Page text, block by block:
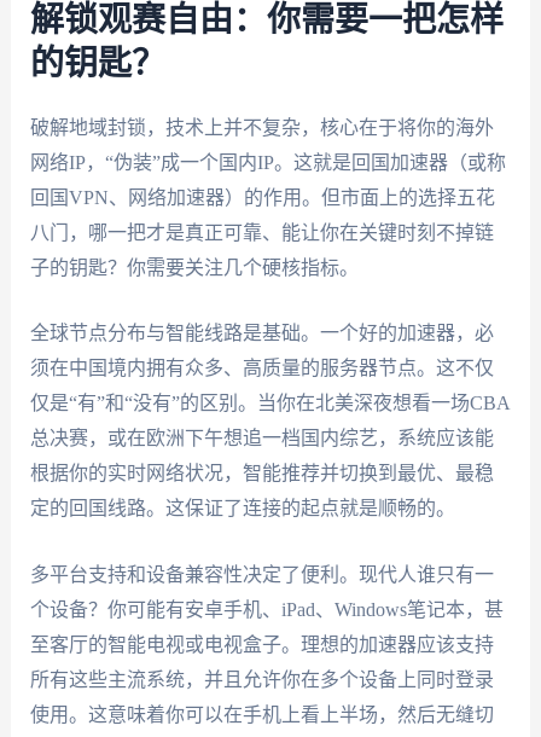
解锁观赛自由：你需要一把怎样
的钥匙？
破解地域封锁，技术上并不复杂，核心在于将你的海外
网络IP，“伪装”成一个国内IP。这就是回国加速器（或称
回国VPN、网络加速器）的作用。但市面上的选择五花
八门，哪一把才是真正可靠、能让你在关键时刻不掉链
子的钥匙？你需要关注几个硬核指标。
全球节点分布与智能线路是基础。一个好的加速器，必
须在中国境内拥有众多、高质量的服务器节点。这不仅
仅是“有”和“没有”的区别。当你在北美深夜想看一场CBA
总决赛，或在欧洲下午想追一档国内综艺，系统应该能
根据你的实时网络状况，智能推荐并切换到最优、最稳
定的回国线路。这保证了连接的起点就是顺畅的。
多平台支持和设备兼容性决定了便利。现代人谁只有一
个设备？你可能有安卓手机、iPad、Windows笔记本，甚
至客厅的智能电视或电视盒子。理想的加速器应该支持
所有这些主流系统，并且允许你在多个设备上同时登录
使用。这意味着你可以在手机上看上半场，然后无缝切